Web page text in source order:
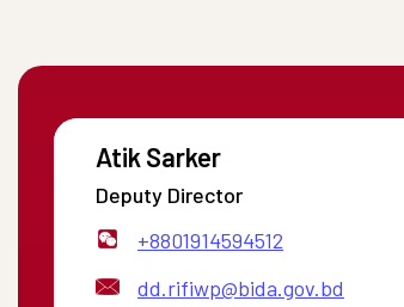
Sheikh Rasibul Islam
Deputy Director
+8801712595962
dd.is3@bida.gov.bd
Atik Sarker
Deputy Director
+8801914594512
dd.rifiwp@bida.gov.bd